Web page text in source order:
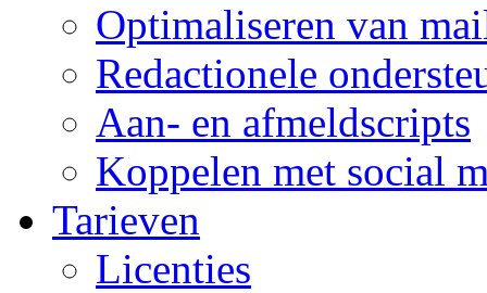
Optimaliseren van
Redactionele
Aan- en afmeldscripts
Koppelen met social
Tarieven
Licenties